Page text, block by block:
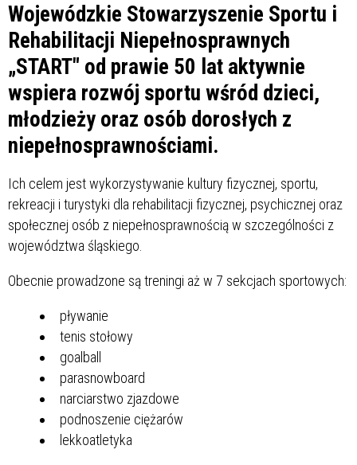
Wojewódzkie Stowarzyszenie Sportu i
Rehabilitacji Niepełnosprawnych
„START" od prawie 50 lat aktywnie
wspiera rozwój sportu wśród dzieci,
młodzieży oraz osób dorosłych z
niepełnosprawnościami.
Ich celem jest wykorzystywanie kultury fizycznej, sportu,
rekreacji i turystyki dla rehabilitacji fizycznej, psychicznej oraz
społecznej osób z niepełnosprawnością w szczególności z
województwa śląskiego.
Obecnie prowadzone są treningi aż w 7 sekcjach sportowych:
pływanie
tenis stołowy
goalball
parasnowboard
narciarstwo zjazdowe
podnoszenie ciężarów
lekkoatletyka